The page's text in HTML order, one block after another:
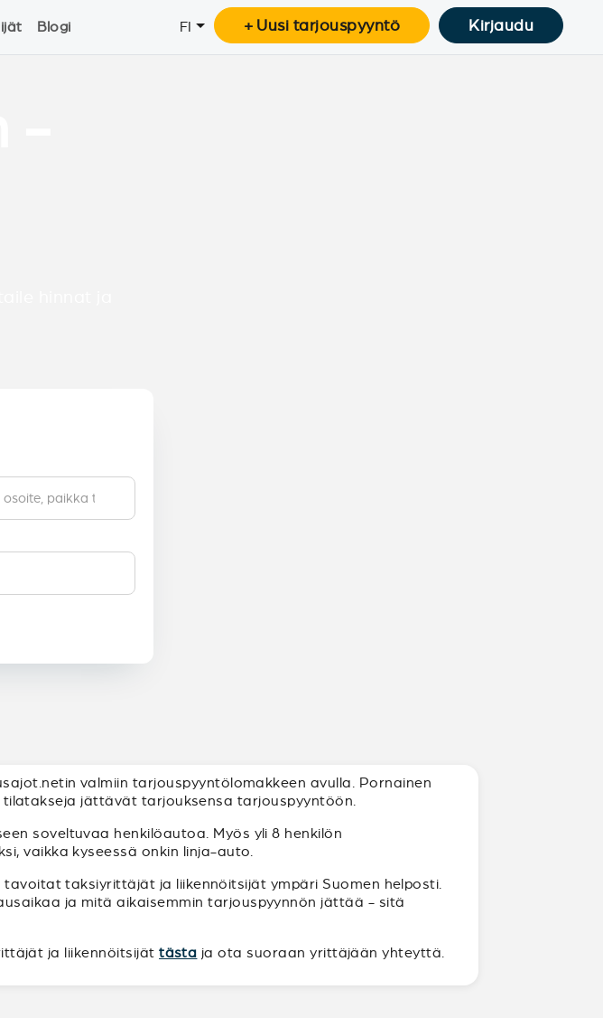
Blogi FI + Uusi tarjouspyyntö Kirjaudu
valmiin tarjouspyyntölomakkeen avulla. Pornainen
jättävät tarjouksensa tarjouspyyntöön.
soveltuvaa henkilöautoa. Myös yli 8 henkilön
vaikka kyseessä onkin linja-auto.
taksiyrittäjät ja liikennöitsijät ympäri Suomen helposti.
ja mitä aikaisemmin tarjouspyynnön jättää - sitä
ja liikennöitsijättästa ja ota suoraan yrittäjään yhteyttä.